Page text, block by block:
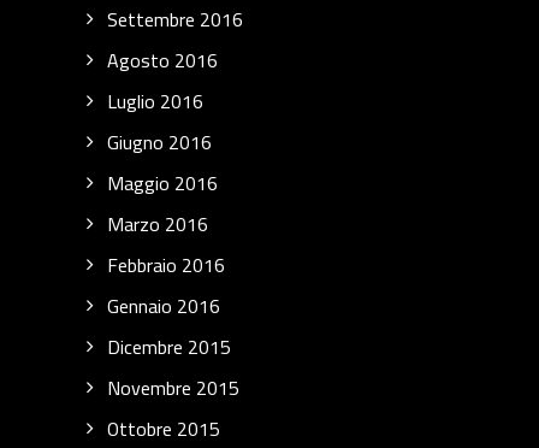
Settembre 2016
Agosto 2016
Luglio 2016
Giugno 2016
Maggio 2016
Marzo 2016
Febbraio 2016
Gennaio 2016
Dicembre 2015
Novembre 2015
Ottobre 2015